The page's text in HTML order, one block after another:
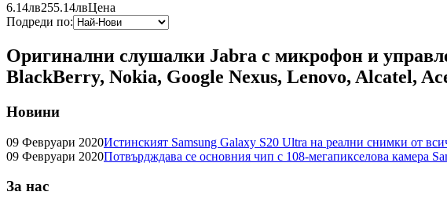
6.14лв255.14лвЦена
Подреди по:
Оригинални слушалки Jabra с микрофон и
BlackBerry, Nokia, Google Nexus, Lenovo, Alcatel,
Новини
09 Февруари 2020Истинският Samsung Galaxy S20 Ultra на реални снимки от
09 Февруари 2020Потвърдждава се основния чип с 108-мегапикселова камера
За нас